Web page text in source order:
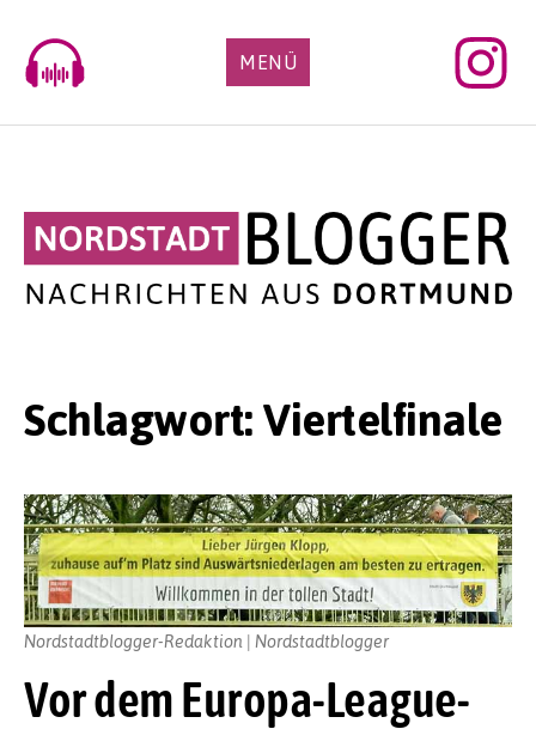
content
MENÜ
Schlagwort:Viertelfinale
Vor dem Europa-League-
Nordstadtblogger-Redaktion | Nordstadtblogger